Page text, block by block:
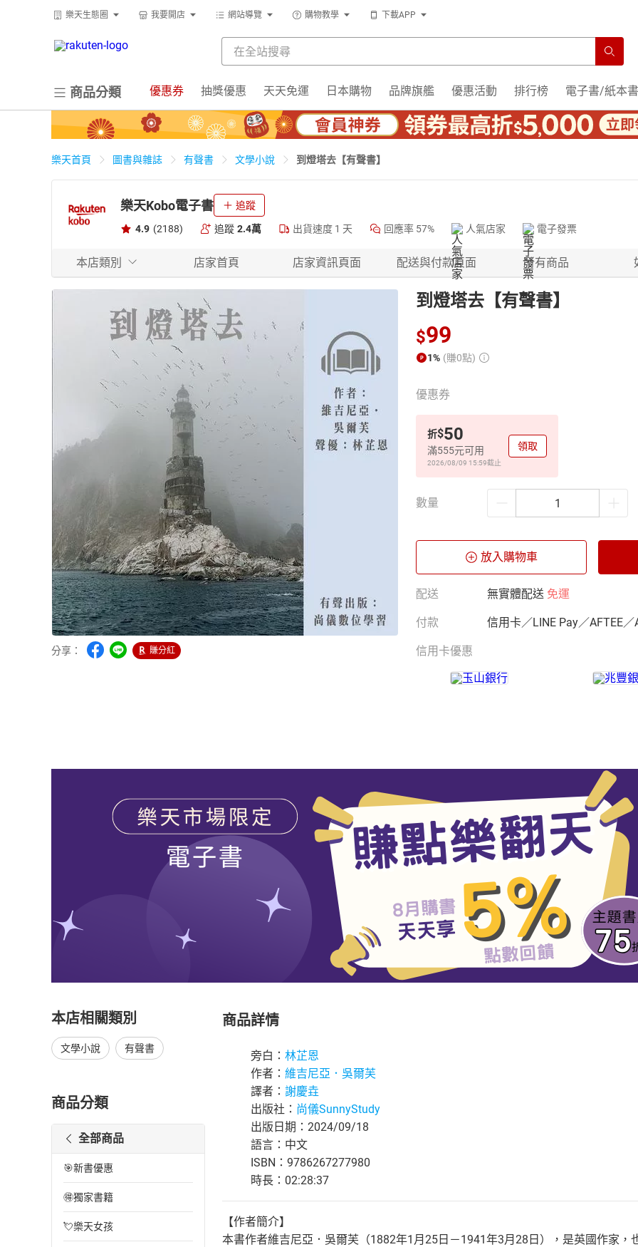
樂天生態圈 我要開店 網站導覽 購物教學 下載APP
商品分類 優惠券 抽獎優惠 天天免運 日本購物 品牌旗艦 優惠活動 排行榜 電子書/紙本書
樂天首頁 圖書與雜誌 有聲書 文學小說 到燈塔去【有聲書】
樂天Kobo電子書 追蹤
4.9 (2188) 追蹤 2.4萬 出貨速度 1 天 回應率 57% 人氣店家 電子發票
本店類別 店家首頁 店家資訊頁面 配送與付款頁面 所有商品
分享： 賺分紅
到燈塔去【有聲書】
$99
1% (賺0點)
優惠券
折$50
滿555元可用
2026/08/09 15:59截止
領取
數量
放入購物車
配送 無實體配送 免運
付款 信用卡／LINE Pay／AFTEE／
信用卡優惠
本店相關類別
文學小說 有聲書
商品分類
全部商品
🎯新書優惠
🉐獨家書籍
💘樂天女孩
商品詳情
旁白： 林芷恩
作者： 維吉尼亞．吳爾芙
譯者： 謝慶垚
出版社： 尚儀SunnyStudy
出版日期：2024/09/18
語言：中文
ISBN：9786267277980
時長：02:28:37
【作者簡介】
本書作者維吉尼亞．吳爾芙（1882年1月25日－1941年3月28日），是英國作家